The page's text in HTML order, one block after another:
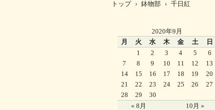
トップ › 鉢物部 › 千日紅
2020年9月
月
火 水 木 金 土 日
« 8月 10月 »
1 2 3 4 5
6
7
8 9 10 11 12
13
14
15 16 17 18 19
20
21
22 23 24 25 26
27
28
29 30